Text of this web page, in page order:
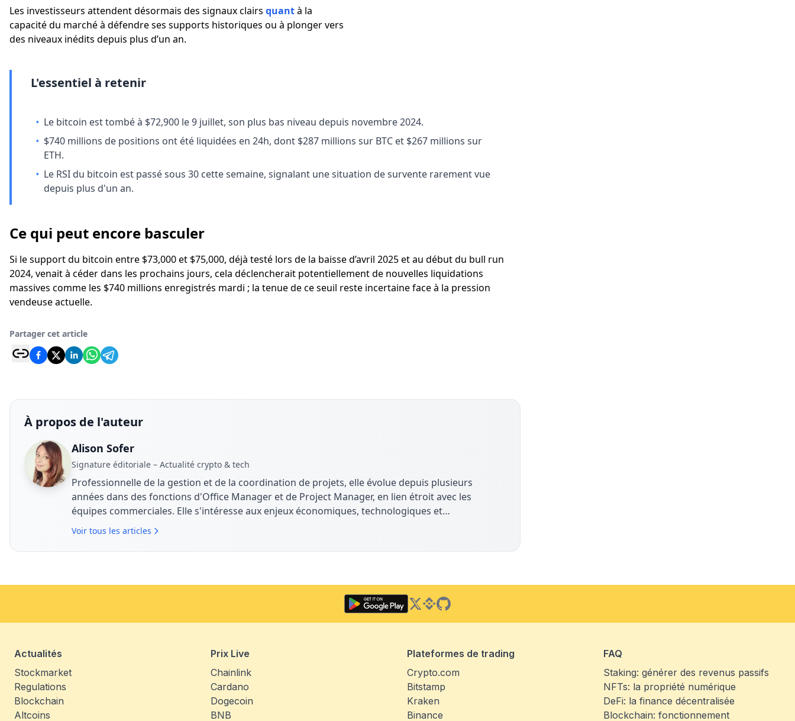
Les investisseurs attendent désormais des signaux clairs quantà la
capacité du marché à défendre ses supports historiques ou à plonger vers
des niveaux inédits depuis plus d’un an.
L'essentiel à retenir
• Le bitcoin est tombé à $72,900 le 9 juillet, son plus bas niveau depuis novembre 2024.
• $740 millions de positions ont été liquidées en 24h, dont $287 millions sur BTC et $267 millions sur
ETH.
• Le RSI du bitcoin est passé sous 30 cette semaine, signalant une situation de survente rarement vue
depuis plus d'un an.
Ce qui peut encore basculer
Si le support du bitcoin entre $73,000 et $75,000, déjà testé lors de la baisse d’avril 2025 et au début du bull run
2024, venait à céder dans les prochains jours, cela déclencherait potentiellement de nouvelles liquidations
massives comme les $740 millions enregistrés mardi ; la tenue de ce seuil reste incertaine face à la pression
vendeuse actuelle.
Partager cet article
À propos de l'auteur
Alison Sofer
Signature éditoriale – Actualité crypto & tech
Professionnelle de la gestion et de la coordination de projets, elle évolue depuis plusieurs
années dans des fonctions d'Office Manager et de Project Manager, en lien étroit avec les
équipes commerciales. Elle s'intéresse aux enjeux économiques, technologiques et
organisationnels liés à la transformation numérique. Sur The Coin Analysis, elle contribue à
business.
Voir tous les articles
Twitter
Binance Square
GitHub
Actualités
Stockmarket
Regulations
Blockchain
Altcoins
Prix Live
Chainlink
Cardano
Dogecoin
BNB
Plateformes de trading
Crypto.com
Bitstamp
Kraken
Binance
FAQ
Staking: générer des revenus passifs
NFTs: la propriété numérique
DeFi: la finance décentralisée
Blockchain: fonctionnement